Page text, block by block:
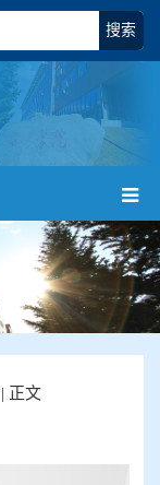
搜索
| 正文